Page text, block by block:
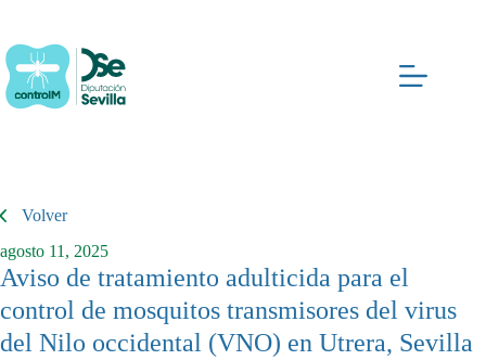
contenido
Volver
agosto 11, 2025
Aviso de tratamiento adulticida para el
control de mosquitos transmisores del virus
del Nilo occidental (VNO) en Utrera, Sevilla